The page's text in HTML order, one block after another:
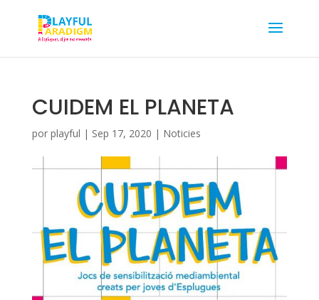
CUIDEM EL PLANETA
por playful | Sep 17, 2020 | Noticies